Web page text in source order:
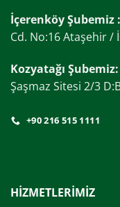
İçerenköy Şubemiz :
Cd. No:16 Ataşehir /
Kozyatağı Şubemiz:
Şaşmaz Sitesi 2/3
+90 216 515 1111
HİZMETLERİMİZ